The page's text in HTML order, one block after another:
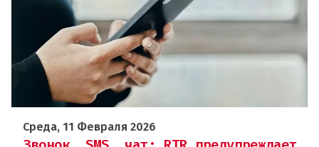
Среда, 11 Февраля 2026